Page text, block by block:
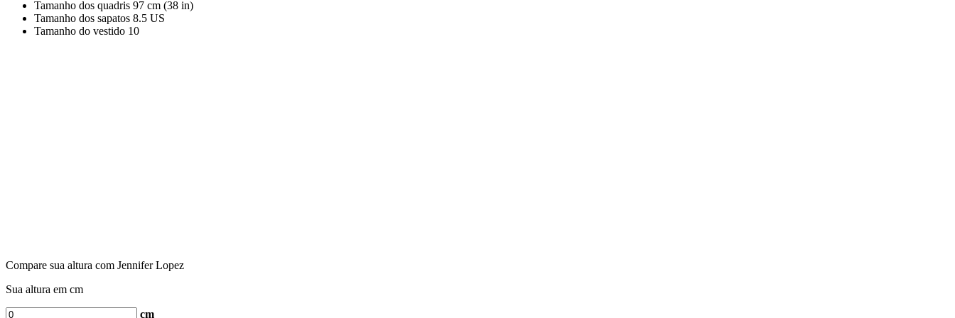
Tamanho dos quadris 97 cm (38 in)
Tamanho dos sapatos 8.5 US
Tamanho do vestido 10
Compare sua altura com Jennifer Lopez
Sua altura em cm
cm